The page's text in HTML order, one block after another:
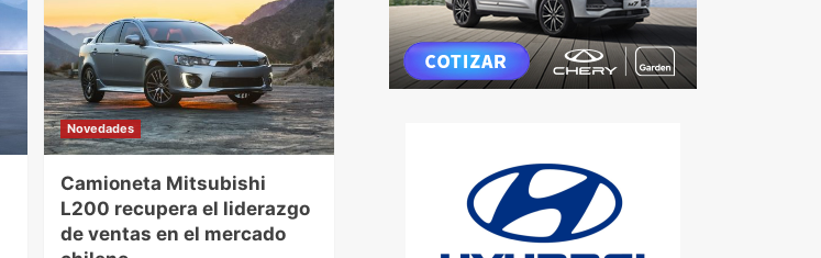
Novedades
Camioneta Mitsubishi
L200 recupera el liderazgo
de ventas en el mercado